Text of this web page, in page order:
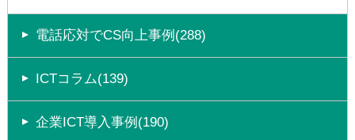
電話応対でCS向上事例(288)
ICTコラム(139)
企業ICT導入事例(190)